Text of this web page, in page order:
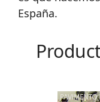
España.